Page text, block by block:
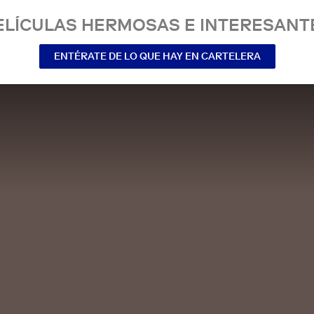
HERMOSAS E
ENTÉRATE DE LO QUE HAY EN CARTELERA